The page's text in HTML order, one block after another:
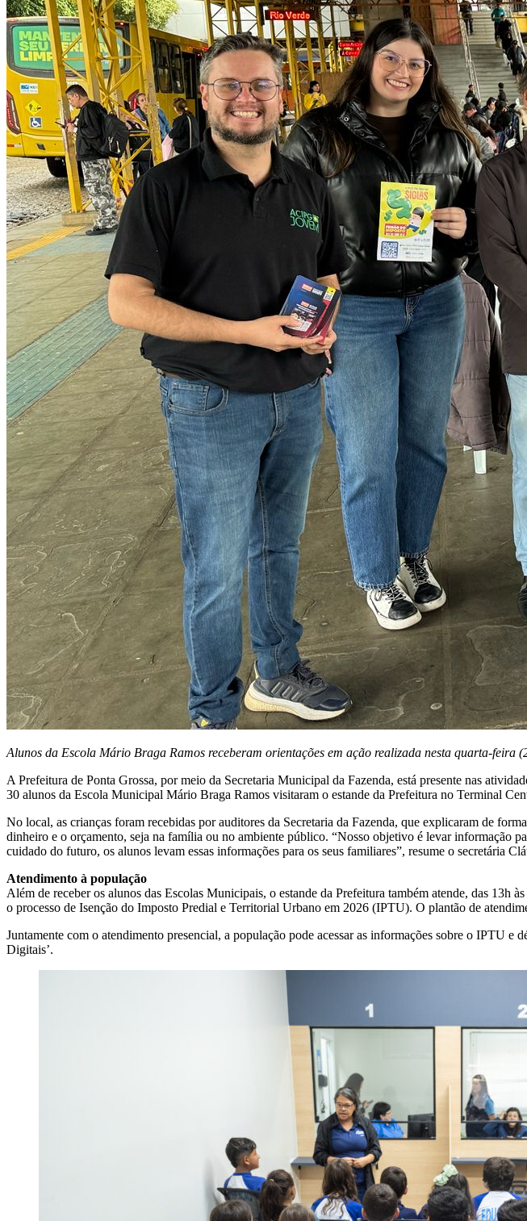
Alunos da Escola Mário Braga Ramos receberam orientações em ação realizada nesta quarta-feira
A Prefeitura de Ponta Grossa, por meio da Secretaria Municipal da Fazenda, está presente nas
30 alunos da Escola Municipal Mário Braga Ramos visitaram o estande da Prefeitura no Terminal
No local, as crianças foram recebidas por auditores da Secretaria da Fazenda, que explicaram de
dinheiro e o orçamento, seja na família ou no ambiente público. “Nosso objetivo é levar informação
cuidado do futuro, os alunos levam essas informações para os seus familiares”, resume o secretária
Atendimento à população
Além de receber os alunos das Escolas Municipais, o estande da Prefeitura também atende, das
o processo de Isenção do Imposto Predial e Territorial Urbano em 2026 (IPTU). O plantão de
Juntamente com o atendimento presencial, a população pode acessar as informações sobre o IPTU
Digitais’.